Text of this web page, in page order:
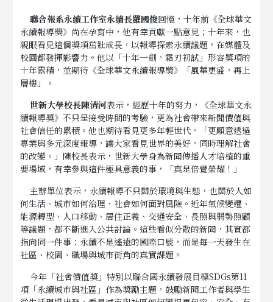
聯合報系永續工作室永續長羅國俊回憶，十年前《全球華文
永續報導獎》尚在孕育中，他有幸貢獻一點意見；十年來，也
親眼看見這個獎項茁壯成長，以報導探索永續議題，在媒體及
校園都發揮影響力。他以「十年一劍，霜刃初試」形容獎項的
十年累積，並期待《全球華文永續報導獎》「風華更盛，再上
層樓」。
世新大學校長陳清河表示，經歷十年的努力，《全球華文永
續報導獎》不只是接受時間的考驗，更為社會帶來新聞價值與
社會信任的累積。他也期待看見更多年輕世代，「更願意透過
專業與多元深度報導，讓大家看見世界的美好，同時理解社會
的改變。」陳校長表示，世新大學身為新聞傳播人才培植的重
要場域，有幸參與這件極具意義的事，「真是倍覺榮耀！」
主辦單位表示，永續報導不只關於環境與生態，也關於人如
何生活、城市如何治理、社會如何面對風險。近年氣候變遷、
能源轉型、人口移動、居住正義、交通安全、長照與弱勢照顧
等議題，都不斷進入公共討論。這些看似分散的新聞，其實都
指向同一件事：永續不是遙遠的國際口號，而是每一天發生在
社區、校園、職場與城市街角的真實課題。
今年「社會價值獎」特別以聯合國永續發展目標SDGs第11
項「永續城市與社區」作為獎勵主題，鼓勵新聞工作者與學生